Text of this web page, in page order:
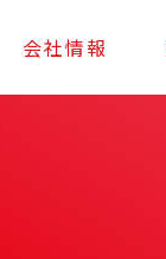
会社情報